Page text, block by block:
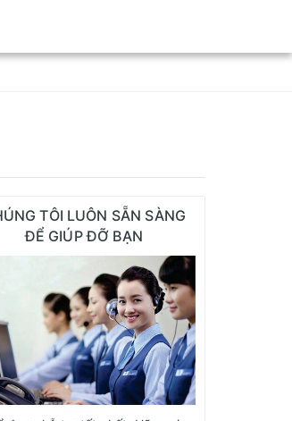
TÔI LUÔN SẴN SÀNG
ĐỂ GIÚP ĐỠ BẠN